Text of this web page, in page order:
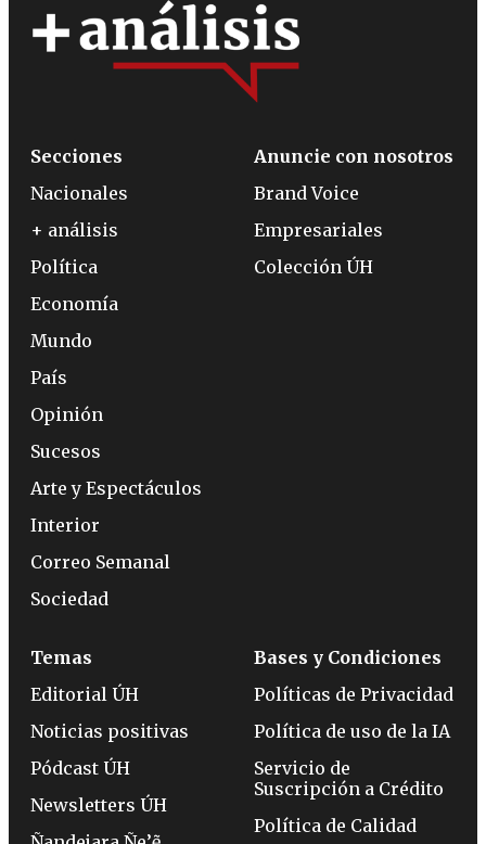
Secciones
Nacionales
+ análisis
Política
Economía
Mundo
País
Opinión
Sucesos
Arte y Espectáculos
Interior
Correo Semanal
Sociedad
Anuncie con nosotros
Brand Voice
Empresariales
Colección ÚH
Temas
Editorial ÚH
Noticias positivas
Pódcast ÚH
Newsletters ÚH
Bases y Condiciones
Políticas de Privacidad
Política de uso de la IA
Servicio de
Suscripción a Crédito
Política de Calidad